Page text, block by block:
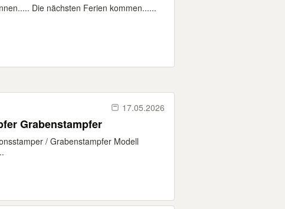
Die nächsten Ferien kommen......
17.05.2026
Grabenstampfer
/ Grabenstampfer Modell